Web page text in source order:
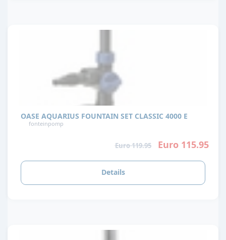
OASE AQUARIUS FOUNTAIN SET CLASSIC 4000 E
fonteinpomp
Euro 119.95 Euro 115.95
Details